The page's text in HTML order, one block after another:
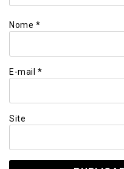
Nome *
E-mail *
Site